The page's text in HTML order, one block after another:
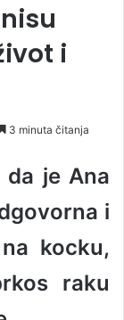
i
3 minuta čitanja
je Ana
i
kocku,
raku